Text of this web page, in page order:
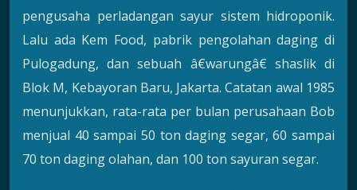
pengusaha perladangan sayur sistem hidroponik.
Lalu ada Kem Food, pabrik pengolahan daging di
Pulogadung, dan sebuah â€warungâ€ shaslik di
Blok M, Kebayoran Baru, Jakarta. Catatan awal 1985
menunjukkan, rata-rata per bulan perusahaan Bob
menjual 40 sampai 50 ton daging segar, 60 sampai
70 ton daging olahan, dan 100 ton sayuran segar.